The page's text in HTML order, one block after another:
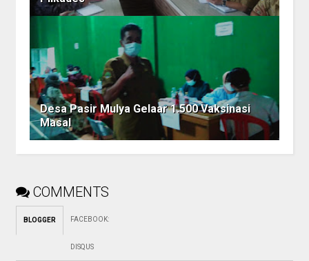
Desa Pasir Mulya Gelaar 1.500 Vaksinasi
Masal
COMMENTS
BLOGGER FACEBOOK:
DISQUS